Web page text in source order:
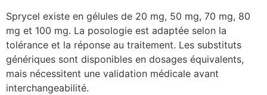
Sprycel existe en gélules de 20 mg, 50 mg, 70 mg, 80
mg et 100 mg. La posologie est adaptée selon la
tolérance et la réponse au traitement. Les substituts
génériques sont disponibles en dosages équivalents,
mais nécessitent une validation médicale avant
interchangeabilité.